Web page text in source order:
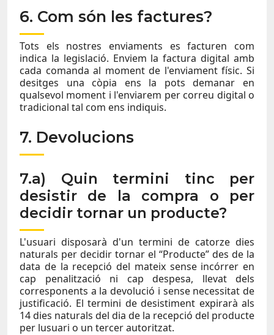
6. Com són les factures?
Tots els nostres enviaments es facturen com
indica la legislació. Enviem la factura digital amb
cada comanda al moment de l'enviament físic. Si
desitges una còpia ens la pots demanar en
qualsevol moment i l'enviarem per correu digital o
tradicional tal com ens indiquis.
7. Devolucions
7.a) Quin termini tinc per
desistir de la compra o per
decidir tornar un producte?
L'usuari disposarà d'un termini de catorze dies
naturals per decidir tornar el “Producte” des de la
data de la recepció del mateix sense incórrer en
cap penalització ni cap despesa, llevat dels
corresponents a la devolució i sense necessitat de
justificació. El termini de desistiment expirarà als
14 dies naturals del dia de la recepció del producte
per lusuari o un tercer autoritzat.